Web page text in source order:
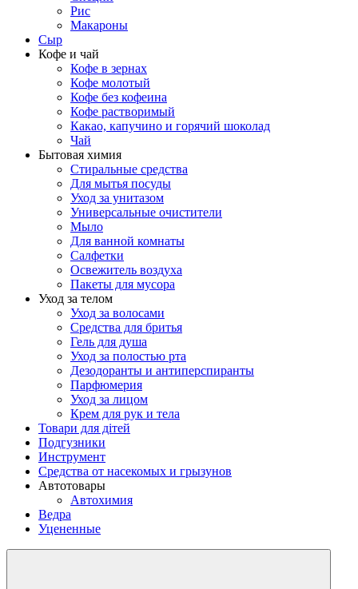
Рис
Макароны
Сыр
Кофе и чай
Кофе в зернах
Кофе молотый
Кофе без кофеина
Кофе растворимый
Какао, капучино и горячий шоколад
Чай
Бытовая химия
Стиральные средства
Для мытья посуды
Уход за унитазом
Универсальные очистители
Мыло
Для ванной комнаты
Салфетки
Освежитель воздуха
Пакеты для мусора
Уход за телом
Уход за волосами
Средства для бритья
Гель для душа
Уход за полостью рта
Дезодоранты и антиперспиранты
Парфюмерия
Уход за лицом
Крем для рук и тела
Товари для дітей
Подгузники
Инструмент
Средства от насекомых и грызунов
Автотовары
Автохимия
Ведра
Уцененные